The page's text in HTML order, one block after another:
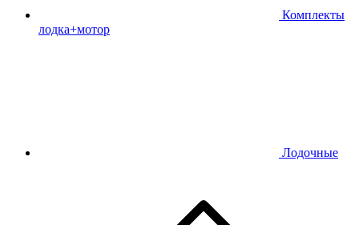
Комплекты
лодка+мотор
Лодочные